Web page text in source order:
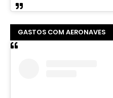
GASTOS COM AERONAVES